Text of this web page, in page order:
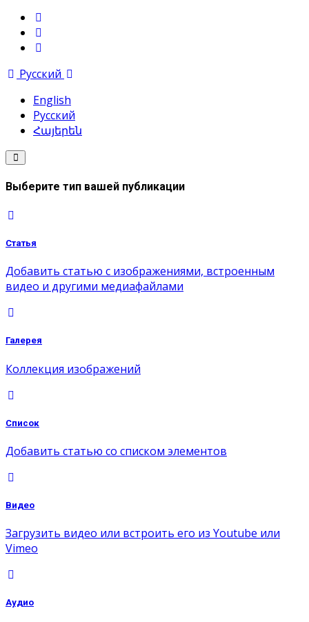
Русский
English
Русский
Հայերեն
Выберите тип вашей публикации
Статья
Добавить статью с изображениями, встроенным
видео и другими медиафайлами
Галерея
Коллекция изображений
Список
Добавить статью со списком элементов
Видео
Загрузить видео или встроить его из Youtube или
Vimeo
Аудио